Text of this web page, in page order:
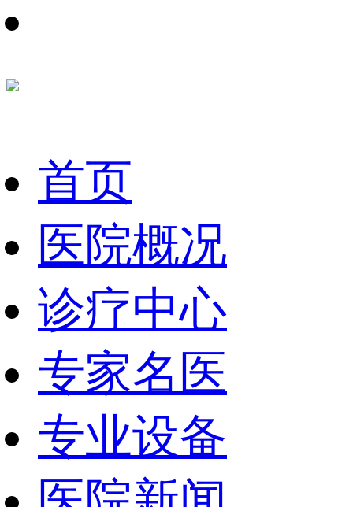
首页
医院概况
诊疗中心
专家名医
专业设备